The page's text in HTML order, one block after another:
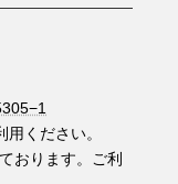
ください。
おります。ご利